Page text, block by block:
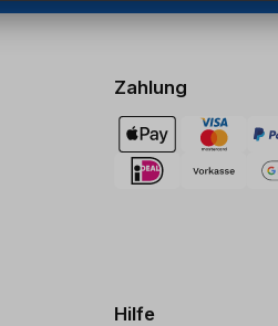
Zahlung
Hilfe